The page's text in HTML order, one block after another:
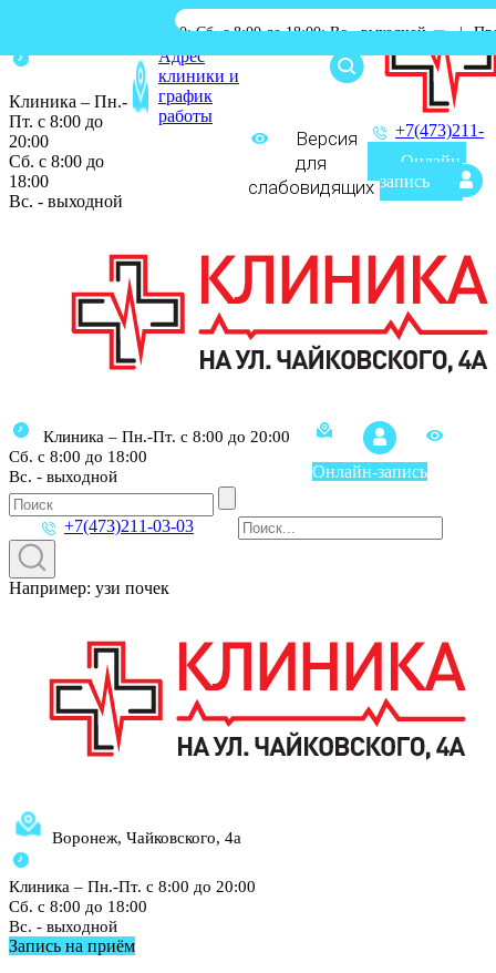
8:00 до 20:00; Сб. с 8:00 до 18:00; Вс.- выходной | Процедурный
Клиника – Пн.-
Пт. с 8:00 до
20:00
Сб. с 8:00 до
18:00
Вс. - выходной
Адрес
клиники и
график
работы
Версия
для
слабовидящих
+7(473)211-
Онлайн-
запись
Клиника – Пн.-Пт. с 8:00 до 20:00
Сб. с 8:00 до 18:00
Вс. - выходной
Онлайн-запись
+7(473)211-03-03
Например: узи почек
Воронеж, Чайковского, 4а
Клиника – Пн.-Пт. с 8:00 до 20:00
Сб. с 8:00 до 18:00
Вс. - выходной
Запись на приём